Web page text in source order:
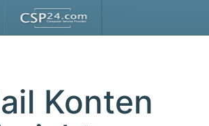
springen
Konten